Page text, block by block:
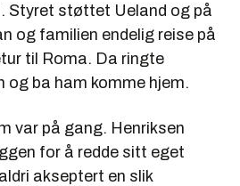
Styret støttet Ueland og på
og familien endelig reise på
til Roma. Da ringte
og ba ham komme hjem.
var på gang. Henriksen
for å redde sitt eget
akseptert en slik